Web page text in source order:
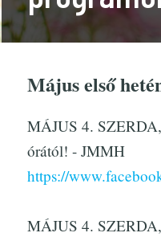
Május első
MÁJUS 4.
órától! - JMMH
https://
MÁJUS 4.